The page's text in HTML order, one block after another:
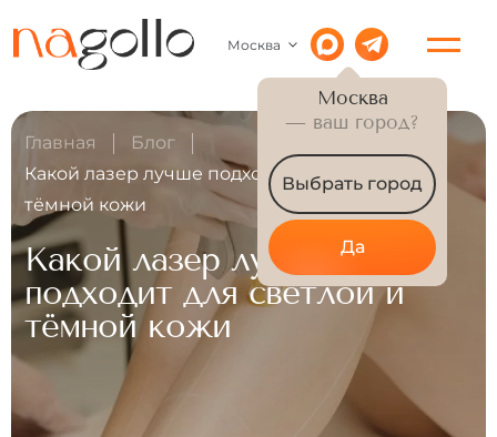
Москва
Москва
— ваш город?
Выбрать город
Да
Главная
Блог
Какой лазер лучше подходит для светлой и
тёмной кожи
Какой лазер лучше
подходит для светлой и
тёмной кожи